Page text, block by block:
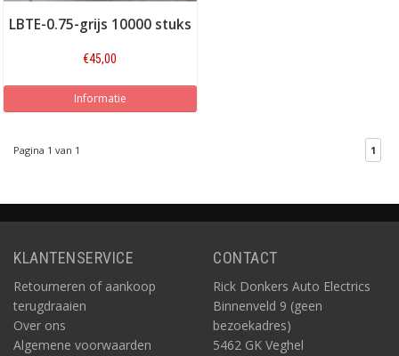
LBTE-0.75-grijs 10000 stuks
€45,00
Informatie
Pagina 1 van 1 1
KLANTENSERVICE
Retourneren of aankoop
terugdraaien
Over ons
Algemene voorwaarden
CONTACT
Rick Donkers Auto Electrics
Binnenveld 9 (geen
bezoekadres)
5462 GK Veghel